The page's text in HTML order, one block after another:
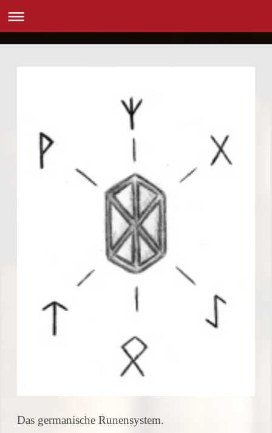
Das germanische Runensystem.